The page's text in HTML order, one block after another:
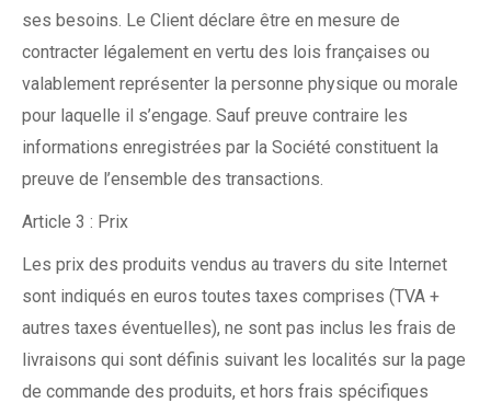
ses besoins. Le Client déclare être en mesure de
contracter légalement en vertu des lois françaises ou
valablement représenter la personne physique ou morale
pour laquelle il s’engage. Sauf preuve contraire les
informations enregistrées par la Société constituent la
preuve de l’ensemble des transactions.
Article 3 : Prix
Les prix des produits vendus au travers du site Internet
sont indiqués en euros toutes taxes comprises (TVA +
autres taxes éventuelles), ne sont pas inclus les frais de
livraisons qui sont définis suivant les localités sur la page
de commande des produits, et hors frais spécifiques